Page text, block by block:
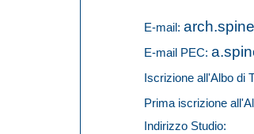
E-mail:
E-mail PEC:
Iscrizione all'Albo di
Prima iscrizione
Indirizzo Studio: